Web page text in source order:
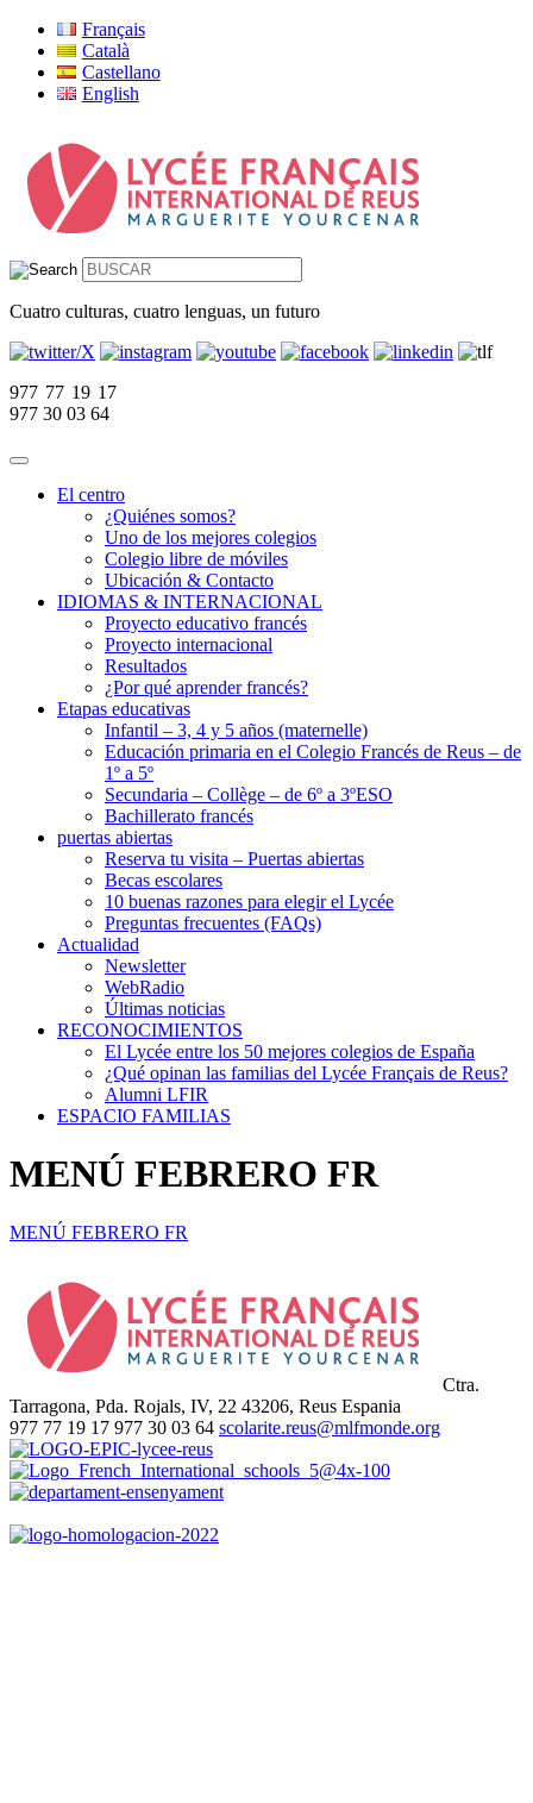
Français
Català
Castellano
English
Cuatro culturas, cuatro lenguas, un futuro
977 77 19 17
977 30 03 64
El centro
¿Quiénes somos?
Uno de los mejores colegios
Colegio libre de móviles
Ubicación & Contacto
IDIOMAS & INTERNACIONAL
Proyecto educativo francés
Proyecto internacional
Resultados
¿Por qué aprender francés?
Etapas educativas
Infantil – 3, 4 y 5 años (maternelle)
Educación primaria en el Colegio Francés de Reus – de
1º a 5º
Secundaria – Collège – de 6º a 3ºESO
Bachillerato francés
puertas abiertas
Reserva tu visita – Puertas abiertas
Becas escolares
10 buenas razones para elegir el Lycée
Preguntas frecuentes (FAQs)
Actualidad
Newsletter
WebRadio
Últimas noticias
RECONOCIMIENTOS
El Lycée entre los 50 mejores colegios de España
¿Qué opinan las familias del Lycée Français de Reus?
Alumni LFIR
ESPACIO FAMILIAS
MENÚ FEBRERO FR
MENÚ FEBRERO FR
Ctra.
Tarragona, Pda. Rojals, IV, 22 43206, Reus Espania
977 77 19 17 977 30 03 64 scolarite.reus@mlfmonde.org